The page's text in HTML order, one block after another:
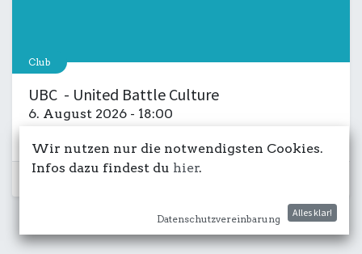
Club
UBC - United Battle Culture
6. August 2026 - 18:00
Wir nutzen nur die notwendigsten Cookies.
Infos dazu findest du hier.
Datenschutzvereinbarung
Alles klar!